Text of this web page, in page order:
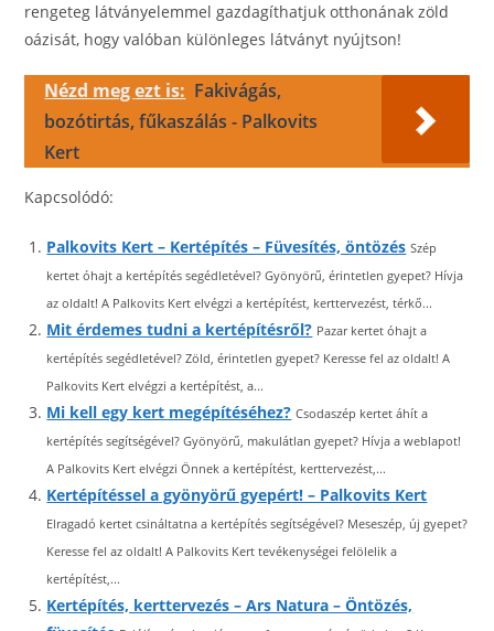
rengeteg látványelemmel gazdagíthatjuk otthonának zöld
oázisát, hogy valóban különleges látványt nyújtson!
Nézd meg ezt is: Fakivágás,
bozótirtás, fűkaszálás - Palkovits
Kert
Kapcsolódó:
Palkovits Kert – Kertépítés – Füvesítés, öntözés Szép
kertet óhajt a kertépítés segédletével? Gyönyörű, érintetlen gyepet? Hívja
az oldalt! A Palkovits Kert elvégzi a kertépítést, kerttervezést, térkő...
Mit érdemes tudni a kertépítésről? Pazar kertet óhajt a
kertépítés segédletével? Zöld, érintetlen gyepet? Keresse fel az oldalt! A
Palkovits Kert elvégzi a kertépítést, a...
Mi kell egy kert megépítéséhez? Csodaszép kertet áhít a
kertépítés segítségével? Gyönyörű, makulátlan gyepet? Hívja a weblapot!
A Palkovits Kert elvégzi Önnek a kertépítést, kerttervezést,...
Kertépítéssel a gyönyörű gyepért! – Palkovits Kert
Elragadó kertet csináltatna a kertépítés segítségével? Meseszép, új gyepet?
Keresse fel az oldalt! A Palkovits Kert tevékenységei felölelik a
kertépítést,...
Kertépítés, kerttervezés – Ars Natura – Öntözés,